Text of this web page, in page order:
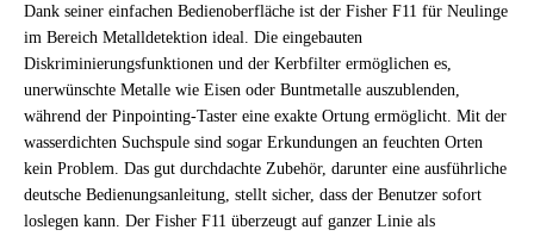
Dank seiner einfachen Bedienoberfläche ist der Fisher F11 für Neulinge
im Bereich Metalldetektion ideal. Die eingebauten
Diskriminierungsfunktionen und der Kerbfilter ermöglichen es,
unerwünschte Metalle wie Eisen oder Buntmetalle auszublenden,
während der Pinpointing-Taster eine exakte Ortung ermöglicht. Mit der
wasserdichten Suchspule sind sogar Erkundungen an feuchten Orten
kein Problem. Das gut durchdachte Zubehör, darunter eine ausführliche
deutsche Bedienungsanleitung, stellt sicher, dass der Benutzer sofort
loslegen kann. Der Fisher F11 überzeugt auf ganzer Linie als